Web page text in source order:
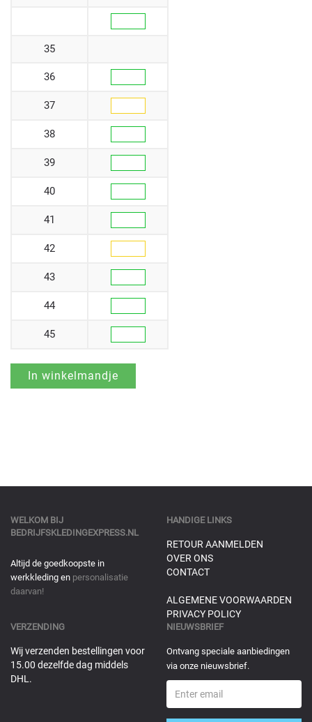
35
36
37
38
39
40
41
42
43
44
45
WELKOM BIJ
BEDRIJFSKLEDINGEXPRESS.NL
Altijd de goedkoopste in
werkkleding en personalisatie
daarvan!
HANDIGE LINKS
RETOUR AANMELDEN
OVER ONS
CONTACT
ALGEMENE VOORWAARDEN
PRIVACY POLICY
VERZENDING
Wij verzenden bestellingen voor
15.00 dezelfde dag middels
DHL.
NIEUWSBRIEF
Ontvang speciale aanbiedingen
via onze nieuwsbrief.